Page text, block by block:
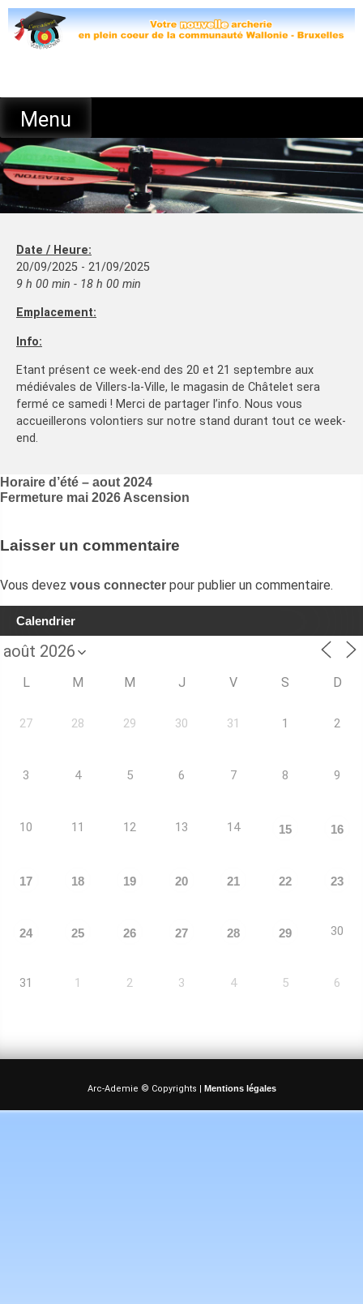
Skip
to
content
Menu
Date / Heure:
20/09/2025 - 21/09/2025
9 h 00 min - 18 h 00 min
Emplacement:
Info:
Etant présent ce week-end des 20 et 21 septembre aux
médiévales de Villers-la-Ville, le magasin de Châtelet sera
fermé ce samedi ! Merci de partager l’info. Nous vous
accueillerons volontiers sur notre stand durant tout ce week-
end.
Navigation
de
Horaire d’été – aout 2024
Fermeture mai 2026 Ascension
Laisser un commentaire
Vous devez vous connecter pour publier un commentaire.
Calendrier
L M M J V S D
27 28 29 30 31 1 2
3 4 5 6 7 8 9
10 11 12 13 14 15 16
17 18 19 20 21 22 23
24 25 26 27 28 29 30
31 1 2 3 4 5 6
Arc-Ademie © Copyrights | Mentions légales